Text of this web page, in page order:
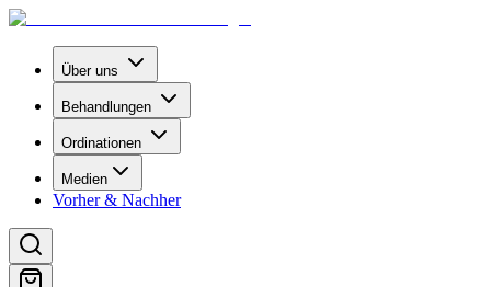
Über uns
Behandlungen
Ordinationen
Medien
Vorher & Nachher